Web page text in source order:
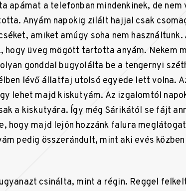
apámat a telefonban mindenkinek, de
Anyám napokig zilált hajjal csak
amiket amúgy soha nem
hogy üveg mögött tartotta anyám. Nekem
gonddal bugyolálta be a tengernyi
lévő állatfaj utolsó egyede lett volna.
lehet majd kiskutyám. Az izgalomtól
a kiskutyára. Így még Sárikától se fájt
hogy majd lejön hozzánk falura
pedig összerándult, mint aki evés
csinálta, mint a régin. Reggel